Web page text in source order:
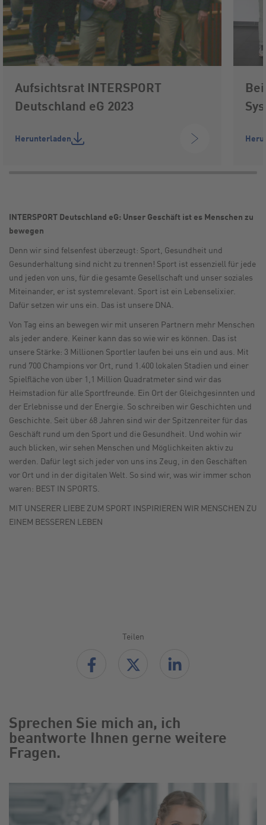
Aufsichtsrat INTERSPORT
Deutschland eG 2023
Herunterladen
INTERSPORT Deutschland eG: Unser Geschäft ist es Menschen zu
bewegen
Denn wir sind felsenfest überzeugt: Sport, Gesundheit und
Gesunderhaltung sind nicht zu trennen! Sport ist essenziell für jede
und jeden von uns, für die gesamte Gesellschaft und unser soziales
Miteinander, er ist systemrelevant. Sport ist ein Lebenselixier.
Dafür setzen wir uns ein. Das ist unsere DNA.
Von Tag eins an bewegen wir mit unseren Partnern mehr Menschen
als jeder andere. Keiner kann das so wie wir es können. Das ist
unsere Stärke: 3 Millionen Sportler laufen bei uns ein und aus. Mit
rund 700 Champions vor Ort, rund 1.400 lokalen Stadien und einer
Spielfläche von über 1,1 Million Quadratmeter sind wir das
Heimstadion für alle Sportfreunde. Ein Ort der Gleichgesinnten und
der Erlebnisse und der Energie. So schreiben wir Geschichten und
Geschichte. Seit über 68 Jahren sind wir der Spitzenreiter für das
Geschäft rund um den Sport und die Gesundheit. Und wohin wir
auch blicken, wir sehen Menschen und Möglichkeiten aktiv zu
werden. Dafür legt sich jeder von uns ins Zeug, in den Geschäften
vor Ort und in der digitalen Welt. So sind wir, was wir immer schon
waren: BEST IN SPORTS.
MIT UNSERER LIEBE ZUM SPORT INSPIRIEREN WIR MENSCHEN ZU
EINEM BESSEREN LEBEN
Teilen
Sprechen Sie mich an, ich
beantworte Ihnen gerne weitere
Fragen.